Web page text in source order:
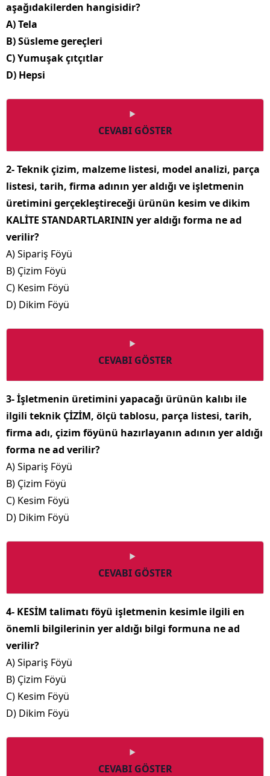
aşağıdakilerden hangisidir?
A) Tela
B) Süsleme gereçleri
C) Yumuşak çıtçıtlar
D) Hepsi
CEVABI GÖSTER
2- Teknik çizim, malzeme listesi, model analizi, parça
listesi, tarih, firma adının yer aldığı ve işletmenin
üretimini gerçekleştireceği ürünün kesim ve dikim
KALİTE STANDARTLARININ yer aldığı forma ne ad
verilir?
A) Sipariş Föyü
B) Çizim Föyü
C) Kesim Föyü
D) Dikim Föyü
CEVABI GÖSTER
3- İşletmenin üretimini yapacağı ürünün kalıbı ile
ilgili teknik ÇİZİM, ölçü tablosu, parça listesi, tarih,
firma adı, çizim föyünü hazırlayanın adının yer aldığı
forma ne ad verilir?
A) Sipariş Föyü
B) Çizim Föyü
C) Kesim Föyü
D) Dikim Föyü
CEVABI GÖSTER
4- KESİM talimatı föyü işletmenin kesimle ilgili en
önemli bilgilerinin yer aldığı bilgi formuna ne ad
verilir?
A) Sipariş Föyü
B) Çizim Föyü
C) Kesim Föyü
D) Dikim Föyü
CEVABI GÖSTER